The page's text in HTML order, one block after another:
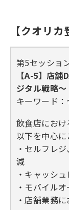
【クオリカ
第5セッショ
【A-5】店
ジタル戦略～
キーワード
飲食店にお
以下を中心に
・セルフレ
減
・キャッシ
・モバイル
・店舗業務